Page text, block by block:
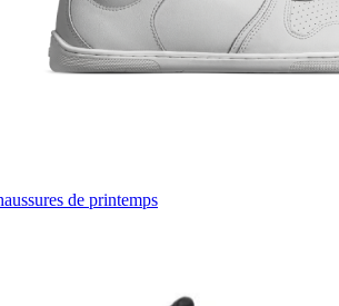
de printemps